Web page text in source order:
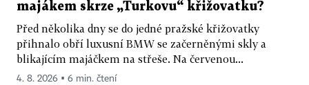
majákem skrze „Turkovu“ křižovatku?
Před několika dny se do jedné pražské křižovatky
přihnalo obří luxusní BMW se začerněnými skly a
blikajícím majáčkem na střeše. Na červenou...
4. 8. 2026 ▪ 6 min. čtení